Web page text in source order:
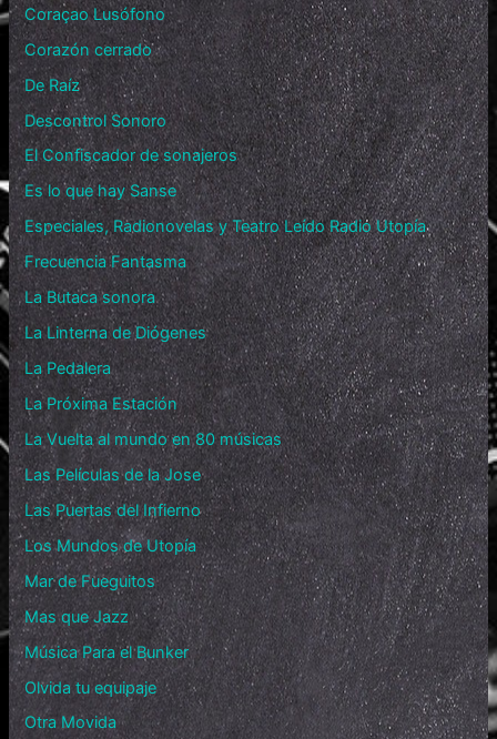
Coraçao Lusófono
Corazón cerrado
De Raíz
Descontrol Sonoro
El Confiscador de sonajeros
Es lo que hay Sanse
Especiales, Radionovelas y Teatro Leído Radio Utopía
Frecuencia Fantasma
La Butaca sonora
La Linterna de Diógenes
La Pedalera
La Próxima Estación
La Vuelta al mundo en 80 músicas
Las Películas de la Jose
Las Puertas del Infierno
Los Mundos de Utopía
Mar de Fueguitos
Mas que Jazz
Música Para el Bunker
Olvida tu equipaje
Otra Movida